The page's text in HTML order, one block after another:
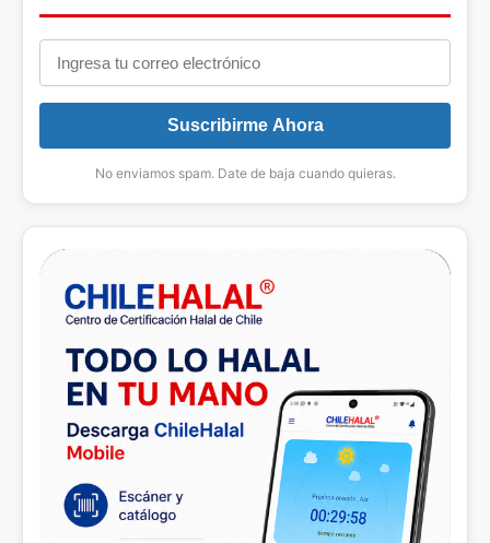
Suscribirme Ahora
No enviamos spam. Date de baja cuando quieras.